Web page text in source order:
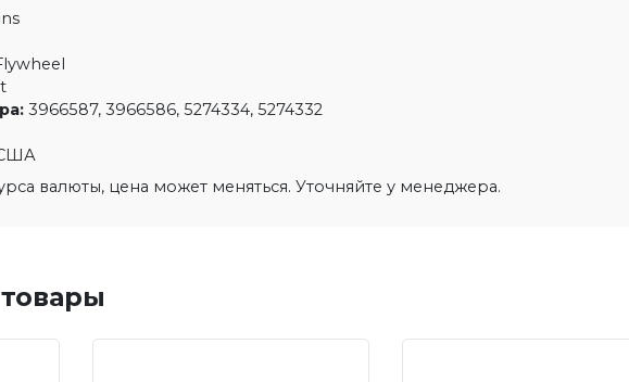
3966587, 3966586, 5274334, 5274332
валюты, цена может меняться. Уточняйте у менеджера.